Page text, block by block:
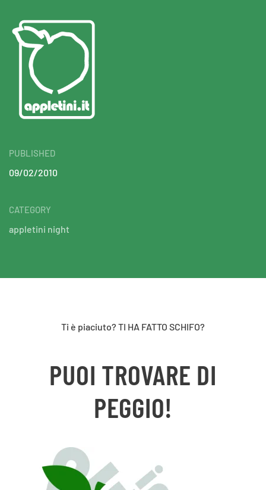
PUBLISHED
09/02/2010
CATEGORY
appletini night
Ti è piaciuto? TI HA FATTO SCHIFO?
PUOI TROVARE DI
PEGGIO!